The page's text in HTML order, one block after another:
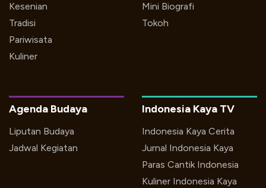
Kesenian
Tradisi
Pariwisata
Kuliner
Mini Biografi
Tokoh
Indonesia Kaya TV
Indonesia Kaya Cerita
Jurnal Indonesia Kaya
Paras Cantik Indonesia
Kuliner Indonesia Kaya
Agenda Budaya
Liputan Budaya
Jadwal Kegiatan